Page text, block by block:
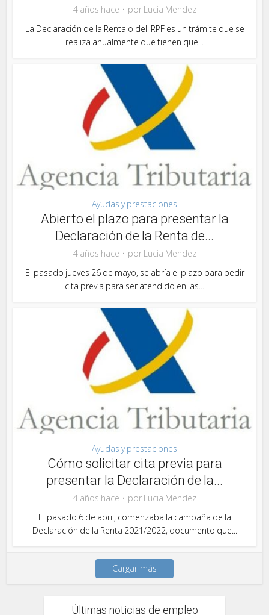
4 años hace por Lucia Mendez
La Declaración de la Renta o del IRPF es un trámite que se
realiza anualmente que tienen que...
Ayudas y prestaciones
Abierto el plazo para presentar la
Declaración de la Renta de...
4 años hace por Lucia Mendez
El pasado jueves 26 de mayo, se abría el plazo para pedir
cita previa para ser atendido en las...
Ayudas y prestaciones
Cómo solicitar cita previa para
presentar la Declaración de la...
4 años hace por Lucia Mendez
El pasado 6 de abril, comenzaba la campaña de la
Declaración de la Renta 2021/2022, documento que...
Cargar más
Últimas noticias de empleo